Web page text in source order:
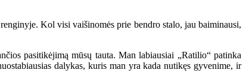
Kol visi vaišinomės prie bendro stalo, jau baiminausi,
pasitikėjimą mūsų tauta. Man labiausiai „Ratilio“ patinka
dalykas, kuris man yra kada nutikęs gyvenime, ir